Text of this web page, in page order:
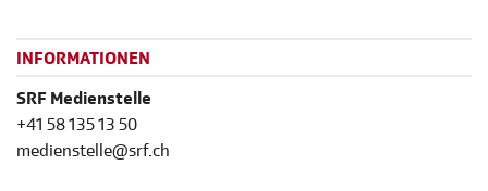
INFORMATIONEN
SRF Medienstelle
+41 58 135 13 50
medienstelle@srf.ch